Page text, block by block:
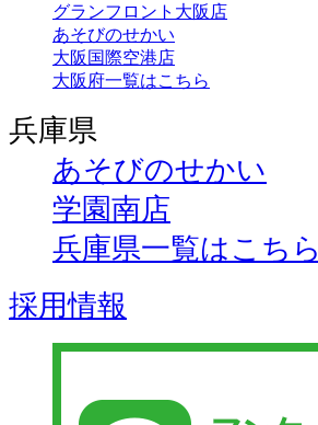
グランフロント大阪店
あそびのせかい
大阪国際空港店
大阪府一覧はこちら
兵庫県
あそびのせかい
学園南店
兵庫県一覧はこちら
採用情報